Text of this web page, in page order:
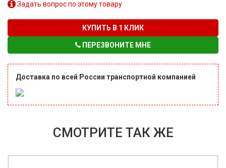
Задать вопрос по этому товару
КУПИТЬ В 1 КЛИК
ПЕРЕЗВОНИТЕ МНЕ
Доставка по всей России транспортной компанией
СМОТРИТЕ ТАК ЖЕ